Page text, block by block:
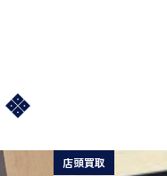
店頭買取